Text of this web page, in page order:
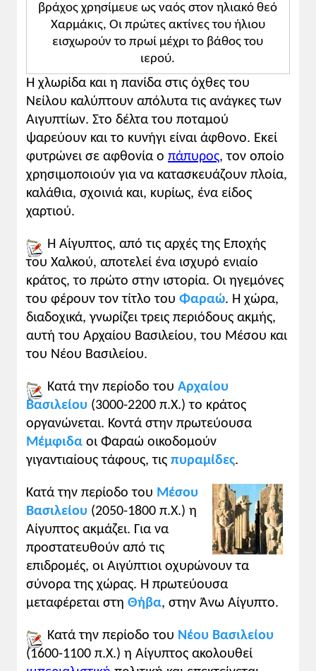
βράχος χρησίμευε ως ναός στον ηλιακό θεό
Χαρμάκις, Οι πρώτες ακτίνες του ήλιου
εισχωρούν το πρωί μέχρι το βάθος του
ιερού.
Η χλωρίδα και η πανίδα στις όχθες του
Νείλου καλύπτουν απόλυτα τις ανάγκες των
Αιγυπτίων. Στο δέλτα του ποταμού
ψαρεύουν και το κυνήγι είναι άφθονο. Εκεί
φυτρώνει σε αφθονία ο πάπυρος, τον οποίο
χρησιμοποιούν για να κατασκευάζουν πλοία,
καλάθια, σχοινιά και, κυρίως, ένα είδος
χαρτιού.
Η Αίγυπτος, από τις αρχές της Εποχής
του Χαλκού, αποτελεί ένα ισχυρό ενιαίο
κράτος, το πρώτο στην ιστορία. Οι ηγεμόνες
του φέρουν τον τίτλο του Φαραώ. Η χώρα,
διαδοχικά, γνωρίζει τρεις περιόδους ακμής,
αυτή του Αρχαίου Βασιλείου, του Μέσου και
του Νέου Βασιλείου.
Κατά την περίοδο του Αρχαίου
Βασιλείου (3000-2200 π.Χ.) το κράτος
οργανώνεται. Κοντά στην πρωτεύουσα
Μέμφιδα οι Φαραώ οικοδομούν
γιγαντιαίους τάφους, τις πυραμίδες.
Κατά την περίοδο του Μέσου
Βασιλείου (2050-1800 π.Χ.) η
Αίγυπτος ακμάζει. Για να
προστατευθούν από τις
επιδρομές, οι Αιγύπτιοι οχυρώνουν τα
σύνορα της χώρας. Η πρωτεύουσα
μεταφέρεται στη Θήβα, στην Άνω Αίγυπτο.
Κατά την περίοδο του Νέου Βασιλείου
(1600-1100 π.Χ.) η Αίγυπτος ακολουθεί